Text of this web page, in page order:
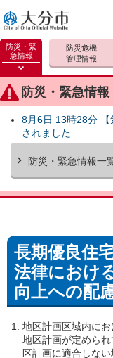
大分市
防災・緊
急情報
防災緊
急情報
を開く
防災・緊急情報
8月6日 13時28分
されました
防災・緊急情報一
防災危機
管理情報
長期優良住
法律におけ
向上への配
地区計画区域内に
地区計画が定めら
区計画に適合しない